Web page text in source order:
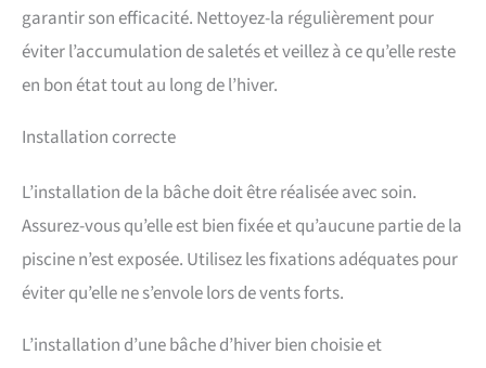
garantir son efficacité. Nettoyez-la régulièrement pour
éviter l’accumulation de saletés et veillez à ce qu’elle reste
en bon état tout au long de l’hiver.
Installation correcte
L’installation de la bâche doit être réalisée avec soin.
Assurez-vous qu’elle est bien fixée et qu’aucune partie de la
piscine n’est exposée. Utilisez les fixations adéquates pour
éviter qu’elle ne s’envole lors de vents forts.
L’installation d’une bâche d’hiver bien choisie et